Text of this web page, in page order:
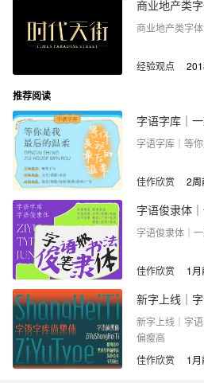
商业地产类
商业地产类字
经验观点
推荐阅读
字语字库｜等
佳作欣赏 2周
字语俊隶体｜
佳作欣赏 1月
新字上线｜字
偏瘦高
佳作欣赏
1月